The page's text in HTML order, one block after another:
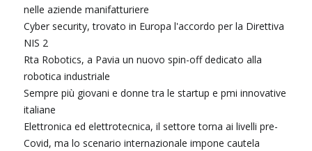
nelle aziende manifatturiere
Cyber security, trovato in Europa l'accordo per la Direttiva
NIS 2
Rta Robotics, a Pavia un nuovo spin-off dedicato alla
robotica industriale
Sempre più giovani e donne tra le startup e pmi innovative
italiane
Elettronica ed elettrotecnica, il settore torna ai livelli pre-
Covid, ma lo scenario internazionale impone cautela